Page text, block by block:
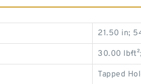
21.50 in;
30.00
Tapped